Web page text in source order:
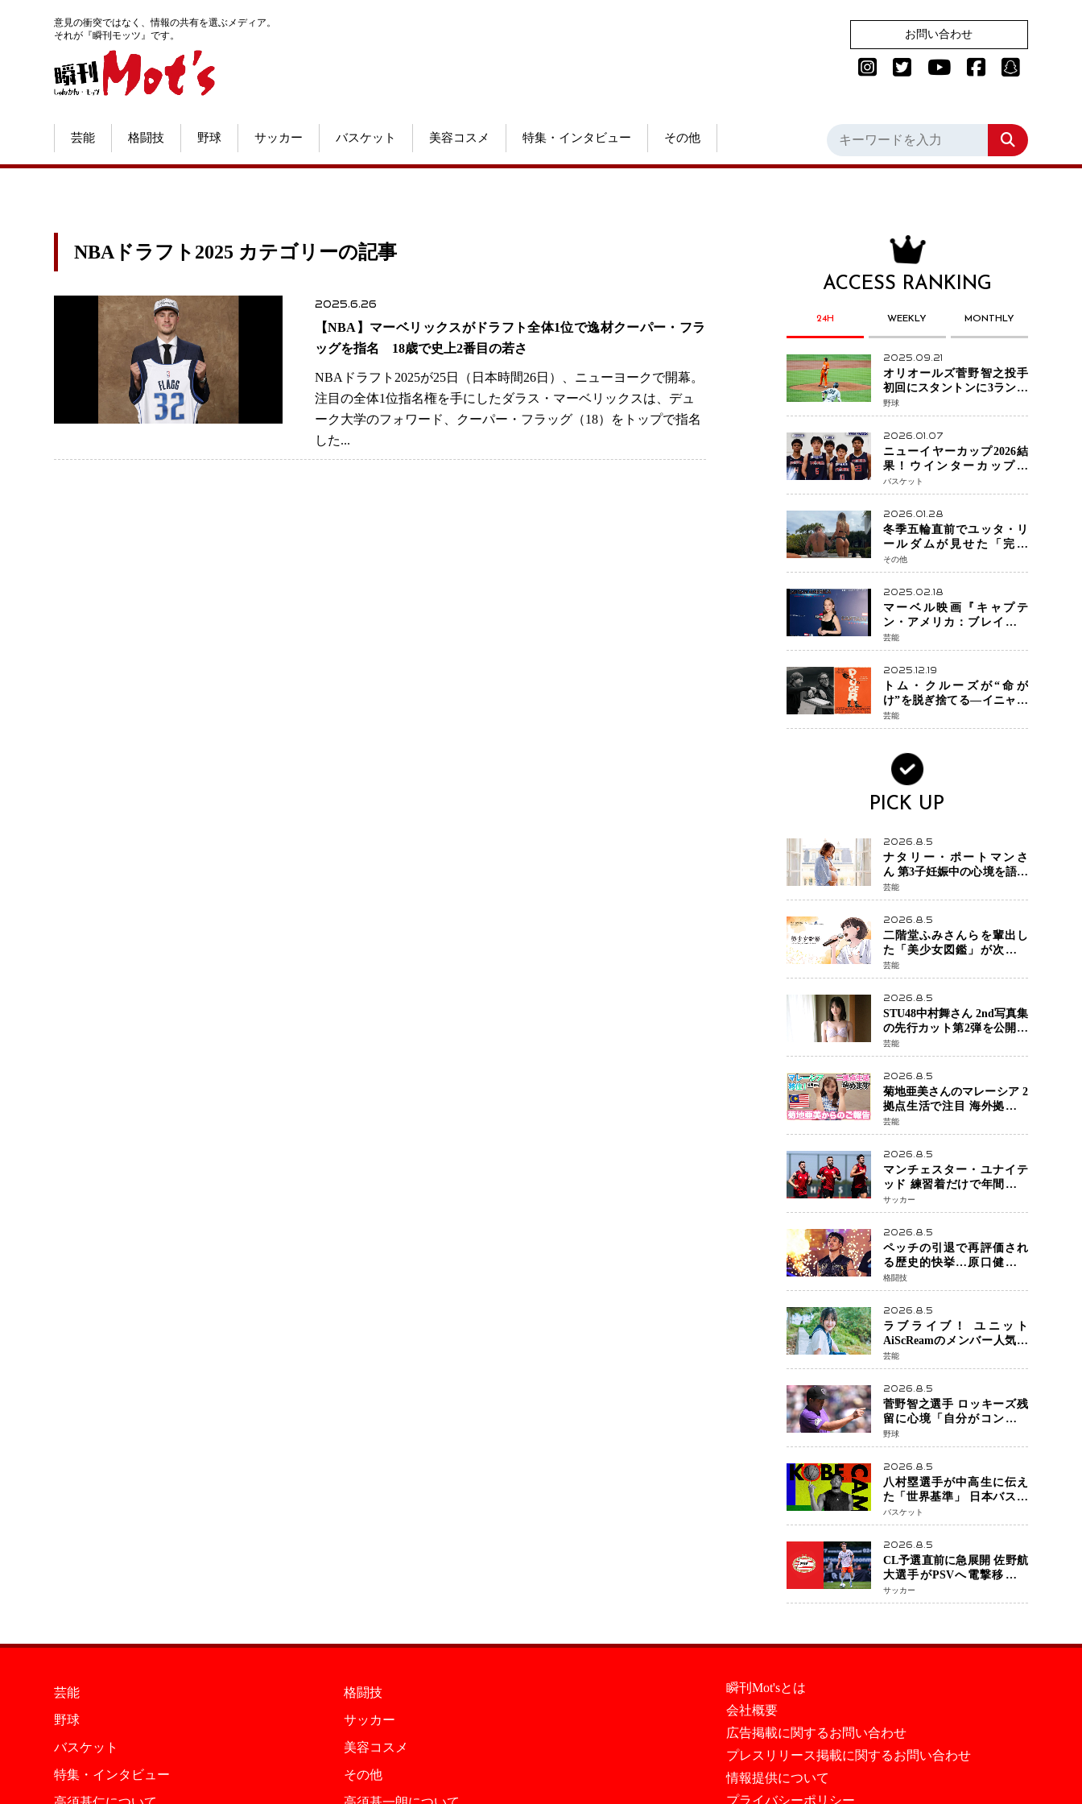
意見の衝突ではなく、情報の共有を選ぶメディア。
それが『瞬刊モッツ』です。
お問い合わせ
芸能 格闘技 野球 サッカー バスケット 美容コスメ 特集・インタビュー その他
NBAドラフト2025 カテゴリーの記事
2025.6.26
【NBA】マーベリックスがドラフト全体1位で逸材クーパー・フラ
ッグを指名 18歳で史上2番目の若さ
NBAドラフト2025が25日（日本時間26日）、ニューヨークで開幕。
注目の全体1位指名権を手にしたダラス・マーベリックスは、デュ
ーク大学のフォワード、クーパー・フラッグ（18）をトップで指名
した...
ACCESS RANKING
24H WEEKLY MONTHLY
2025.09.21
オリオールズ菅野智之投手
初回にスタントンに3ラン被
弾 3回6安打4失点で降板
野球
2026.01.07
ニューイヤーカップ2026結
果！ウインターカップ王
者・福岡大大濠が貫禄V！
東山は“背番号継承”で新た
な物語を刻む
バスケット
2026.01.28
冬季五輪直前でユッタ・リ
ールダムが見せた「完成
形」転倒と涙を越えて─ミラ
ノで金を狙うオランダ女王
の現在地
その他
2025.02.18
マーベル映画『キャプテ
ン・アメリカ：ブレイブ・
ニュー・ワールド』 新ブラ
ック・ウィドウ役のシラ・
ハースとは！？
芸能
2025.12.19
トム・クルーズが“命が
け”を脱ぎ捨てる―イニャリ
トゥ監督と挑む前代未聞の
大惨事コメディ「DIGGER
芸能
PICK UP
2026.8.5
ナタリー・ポートマンさ
ん 第3子妊娠中の心境を語る
「嗅覚がとても敏感に」マ
タニティフォトも公開
芸能
2026.8.5
二階堂ふみさんらを輩出し
た「美少女図鑑」が次世代
歌姫を発掘 エイベックスと
「美少女歌祭2026」開催決
定 福岡審査を初導入で全
国規模へ
芸能
2026.8.5
STU48中村舞さん 2nd写真集
の先行カット第2弾を公開
北海道ロケで見せた“大人の
魅力”と新たな挑戦
芸能
2026.8.5
菊地亜美さんのマレーシア 2
拠点生活で注目 海外拠点化
による「芸能活動と税務」
の関係とは
芸能
2026.8.5
マンチェスター・ユナイテ
ッド 練習着だけで年間約42
億円の巨額収入 世界最高
額級スポンサー契約が示す
サッカーの圧倒的な価値
サッカー
2026.8.5
ペッチの引退で再評価され
る歴史的快挙…原口健飛選
手が証明した「最後に勝ち
切る力」
格闘技
2026.8.5
ラブライブ！ ユニット
AiScReamのメンバー人気声
優 遠藤璃菜さん 待望の1st写
真集が10月6日発売決定！ 沖
縄ロケで魅せる等身大の姿
から大人びた表情まで収録
芸能
2026.8.5
菅野智之選手 ロッキーズ残
留に心境「自分がコントロ
ールできることではな
い」 トレード報道にも冷
静な姿勢
野球
2026.8.5
八村塁選手が中高生に伝え
た「世界基準」 日本バスケ
ットボール界の未来を変え
る“練習の質”という哲学
バスケット
2026.8.5
CL予選直前に急展開 佐野航
大選手がPSVへ電撃移籍目
前 移籍金は最大約31億円 5
年契約締結へ
サッカー
芸能
格闘技
野球
サッカー
バスケット
美容コスメ
特集・インタビュー
その他
瞬刊Mot'sとは
会社概要
広告掲載に関するお問い合わせ
プレスリリース掲載に関するお問い合わせ
情報提供について
プライバシーポリシー